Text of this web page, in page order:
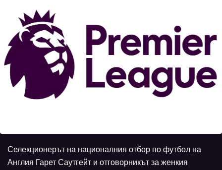
Селекционерът на националния отбор по футбол на
Англия Гарет Саутгейт и отговорникът за женкия